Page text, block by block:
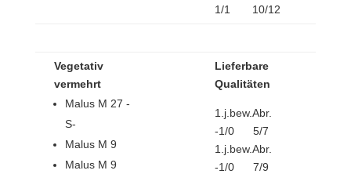
1/1 10/12
Vegetativ
vermehrt
Malus M 27 -
S-
Malus M 9
Malus M 9
Lieferbare
Qualitäten
1.j.bew.Abr.
-1/0 5/7
1.j.bew.Abr.
-1/0 7/9